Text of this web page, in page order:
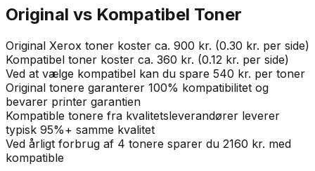
Original vs Kompatibel Toner
Original Xerox toner koster ca. 900 kr. (0.30 kr. per side)
Kompatibel toner koster ca. 360 kr. (0.12 kr. per side)
Ved at vælge kompatibel kan du spare 540 kr. per toner
Original tonere garanterer 100% kompatibilitet og
bevarer printer garantien
Kompatible tonere fra kvalitetsleverandører leverer
typisk 95%+ samme kvalitet
Ved årligt forbrug af 4 tonere sparer du 2160 kr. med
kompatible